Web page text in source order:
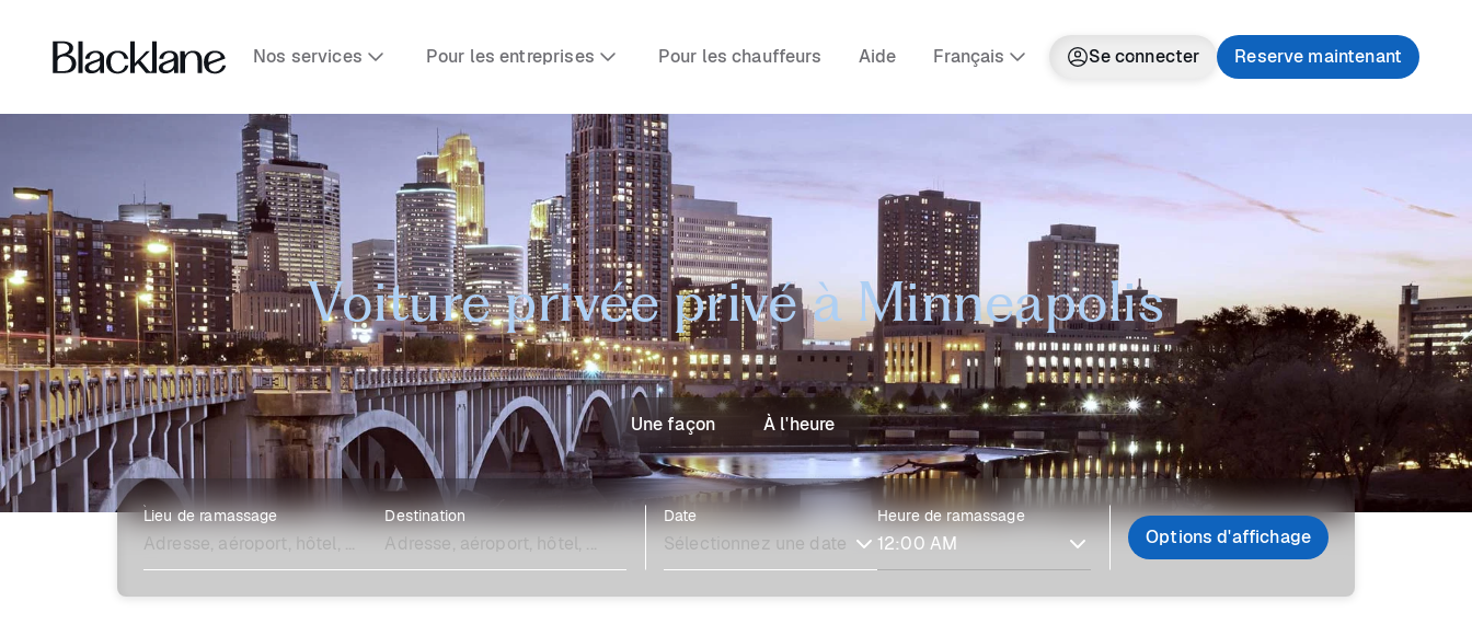
Nos services Pour les entreprises Pour les chauffeurs Aide Français Se connecter Reserve maintenant
Voiture privée privé à Minneapolis
Une façon À l'heure
Lieu de ramassage Destination Date Heure de ramassage
Options d'affichage